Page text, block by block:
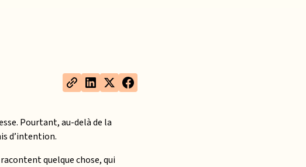
Pourtant, au-delà de la
d’intention.
quelque chose, qui